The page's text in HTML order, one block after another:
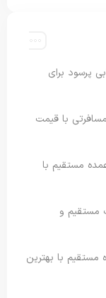
پرسود برای
با قیمت
مستقیم با
مستقیم و
با بهترین